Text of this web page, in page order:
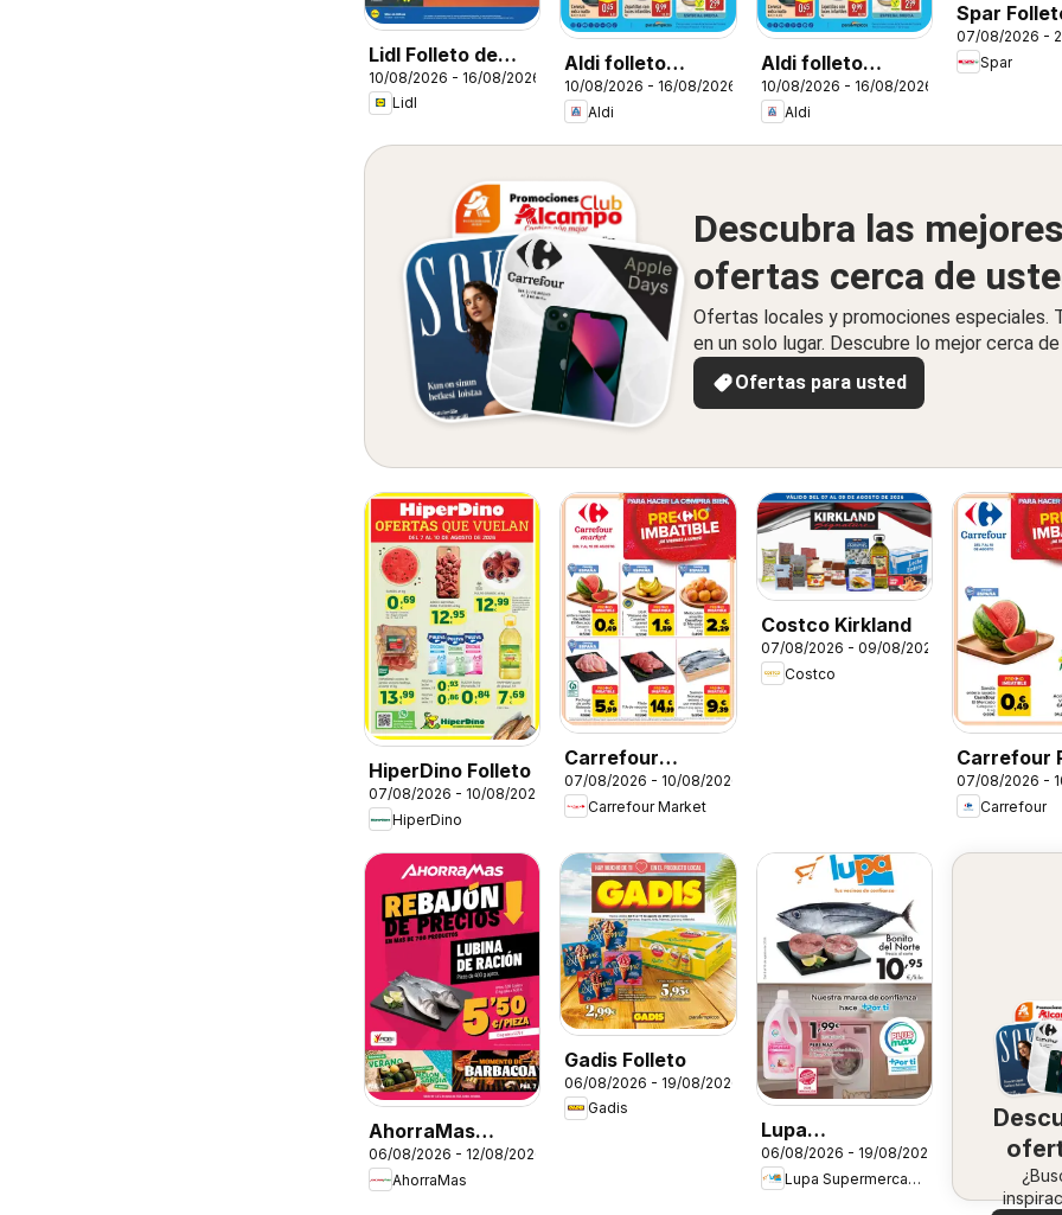
Lidl Folleto de
bazar
10/08/2026 - 16/08/2026
Lidl
Aldi folleto
Baleares
10/08/2026 - 16/08/2026
Aldi
Aldi folleto
Canarias
10/08/2026 - 16/08/2026
Aldi
Spar
07/08/2026 -
Spar
Descubra las mejores
ofertas cerca de
Ofertas locales y promociones especiales.
en un solo lugar. Descubre lo mejor cerca
Ofertas para usted
HiperDino Folleto
07/08/2026 - 10/08/2026
HiperDino
Carrefour
Market Precio
Imbatible
07/08/2026 - 10/08/2026
Carrefour Market
Costco Kirkland
07/08/2026 - 09/08/2026
Costco
Carrefour
Imbatible
07/08/2026 -
Carrefour
AhorraMas
Folleto
06/08/2026 - 12/08/2026
AhorraMas
Gadis Folleto
06/08/2026 - 19/08/2026
Gadis
Lupa
Supermercados
Folleto
06/08/2026 - 19/08/2026
Lupa Supermercados
en